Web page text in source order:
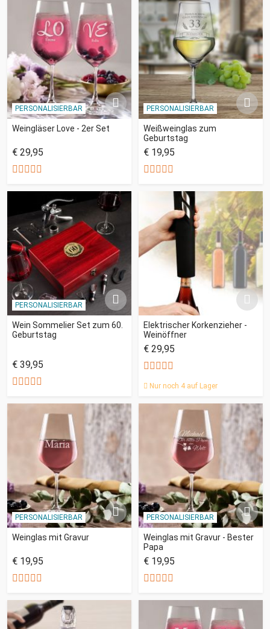
PERSONALISIERBAR
Weingläser Love - 2er Set
€ 29,95
PERSONALISIERBAR
Weißweinglas zum
Geburtstag
€ 19,95
PERSONALISIERBAR
Wein Sommelier Set zum 60.
Geburtstag
€ 39,95
Elektrischer Korkenzieher -
Weinöffner
€ 29,95
Nur noch 4 auf Lager
PERSONALISIERBAR
Weinglas mit Gravur
€ 19,95
PERSONALISIERBAR
Weinglas mit Gravur - Bester
Papa
€ 19,95